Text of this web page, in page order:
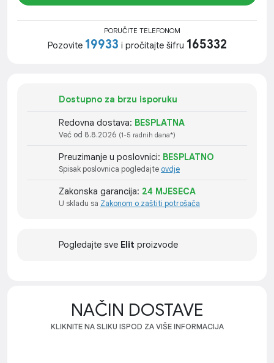
PORUČITE TELEFONOM
Pozovite 19933 i pročitajte šifru 165332
Dostupno za brzu isporuku
Redovna dostava: BESPLATNA
Već od 8.8.2026 (1-5 radnih dana*)
Preuzimanje u poslovnici: BESPLATNO
Spisak poslovnica pogledajte ovdje
Zakonska garancija: 24 MJESECA
U skladu sa Zakonom o zaštiti potrošača
Pogledajte sve Elit proizvode
NAČIN DOSTAVE
KLIKNITE NA SLIKU ISPOD ZA VIŠE INFORMACIJA